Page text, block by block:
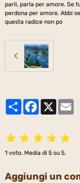
parli, parla per amore. Se
perdona per amore. Abbi
questa radice non po
PartagerFacebook
★ ★ ★ ★ ★
1 voto. Media di 5 su 5.
Aggiungi un